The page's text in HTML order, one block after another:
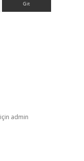
için admin